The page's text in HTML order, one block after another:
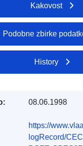
Kakovost
Podobne zbirke
History
08.06.1998
https://
logRecord/